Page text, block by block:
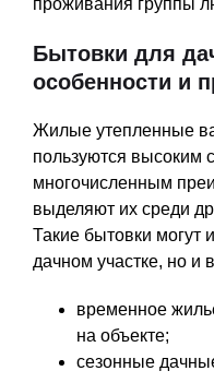
Бытовки для
особенности и
Жилые утепленные
пользуются высоким
многочисленным
выделяют их среди
Такие бытовки могут
дачном участке, но и
временное
на объекте;
сезонные